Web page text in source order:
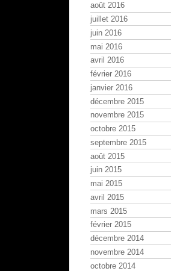
août 2016
juillet 2016
juin 2016
mai 2016
avril 2016
février 2016
janvier 2016
décembre 2015
novembre 2015
octobre 2015
septembre 2015
août 2015
juin 2015
mai 2015
avril 2015
mars 2015
février 2015
décembre 2014
novembre 2014
octobre 2014